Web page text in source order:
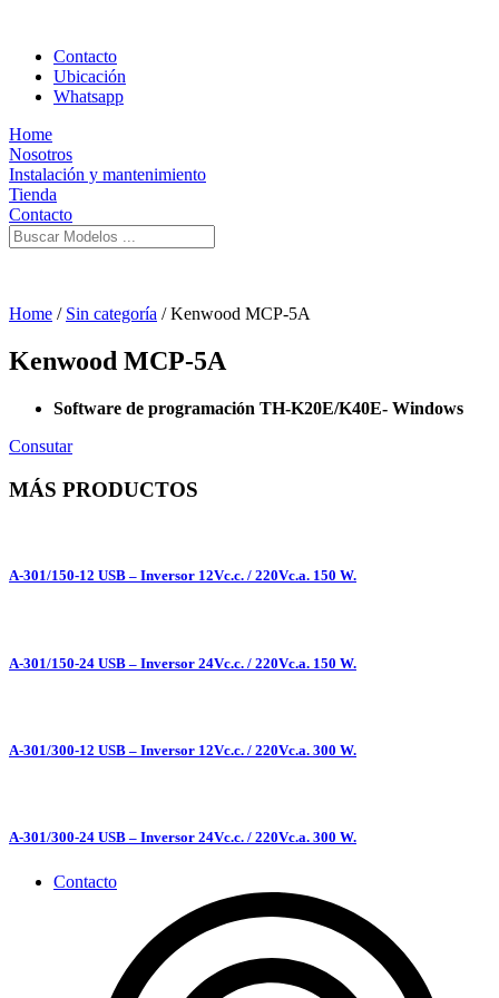
Contacto
Ubicación
Whatsapp
Home
Nosotros
Instalación y mantenimiento
Tienda
Contacto
Home / Sin categoría / Kenwood MCP-5A
Kenwood MCP-5A
Software de programación TH-K20E/K40E- Windows
Consutar
MÁS PRODUCTOS
A-301/150-12 USB – Inversor 12Vc.c. / 220Vc.a. 150 W.
A-301/150-24 USB – Inversor 24Vc.c. / 220Vc.a. 150 W.
A-301/300-12 USB – Inversor 12Vc.c. / 220Vc.a. 300 W.
A-301/300-24 USB – Inversor 24Vc.c. / 220Vc.a. 300 W.
Contacto